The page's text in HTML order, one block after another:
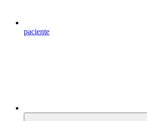
paciente